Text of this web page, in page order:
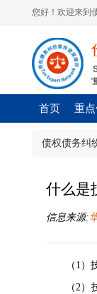
您好！欢迎来到
首页 重
债权债务纠
什么是
信息来源:
（1
（2